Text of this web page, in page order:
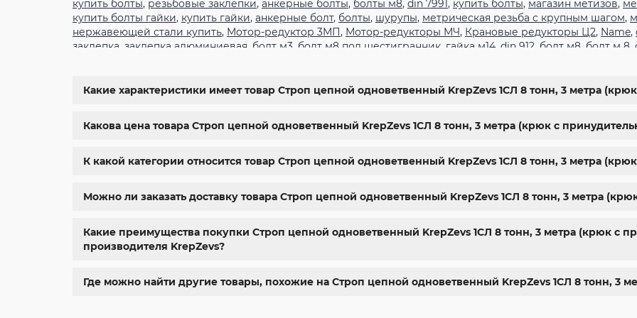
купить болты, резьбовые заклепки, анкерные болты, болты м8, din 7991, купить болты, магазин метизов,
купить болты гайки, купить гайки, анкерные болт, болты, шурупы, метрическая резьба с крупным шагом,
нержавеющей стали купить, Мотор-редуктор 3МП, Мотор-редукторы МЧ, Крановые редукторы Ц2, Name,
заклепка заклепка алюминиевая болт м3 болт м8 под шестигранник гайка м14 din 912 болт м8 болт м 8
болты харьков,болты гайки шайбы,болты госты,стопорные гайки,магазин метизов киев,купить винты,
Какие характеристики имеет товар Строп цепной одноветвенный KrepZevs 1СЛ 8 тонн, 3 метра
Какова цена товара Строп цепной одноветвенный KrepZevs 1СЛ 8 тонн, 3 метра (крюк с
К какой категории относится товар Строп цепной одноветвенный KrepZevs 1СЛ 8 тонн, 3 метра
Можно ли заказать доставку товара Строп цепной одноветвенный KrepZevs 1СЛ 8 тонн, 3 метра
Какие преимущества покупки Строп цепной одноветвенный KrepZevs 1СЛ 8 тонн, 3 метра (крюк с
производителя KrepZevs?
Где можно найти другие товары, похожие на Строп цепной одноветвенный KrepZevs 1СЛ 8 тонн, 3